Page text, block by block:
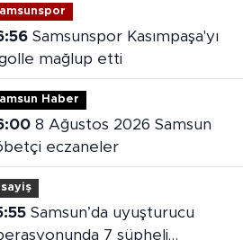
Samsunspor Kasımpaşa'yı
mağlup etti
Haber
8 Ağustos 2026 Samsun
eczaneler
Samsun’da uyuşturucu
7 şüpheli